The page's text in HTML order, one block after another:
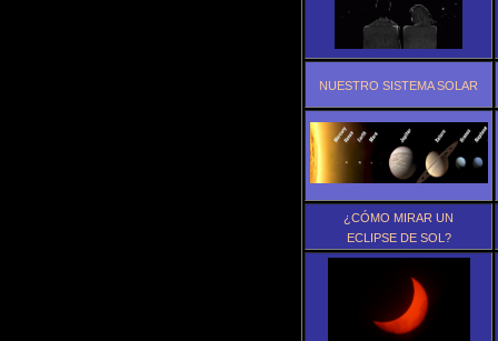
NUESTRO SISTEMA SOLAR
¿CÓMO MIRAR UN
ECLIPSE DE SOL?